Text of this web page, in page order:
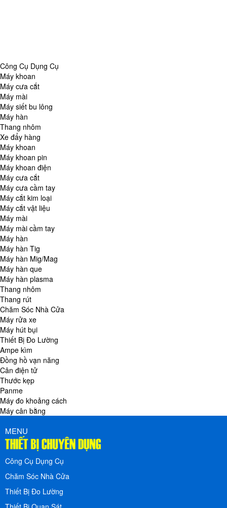
Công Cụ Dụng Cụ
Máy khoan
Máy cưa cắt
Máy mài
Máy siết bu lông
Máy hàn
Thang nhôm
Xe đẩy hàng
Máy khoan
Máy khoan pin
Máy khoan điện
Máy cưa cắt
Máy cưa cầm tay
Máy cắt kim loại
Máy cắt vật liệu
Máy mài
Máy mài cầm tay
Máy hàn
Máy hàn Tig
Máy hàn Mig/Mag
Máy hàn que
Máy hàn plasma
Thang nhôm
Thang rút
Chăm Sóc Nhà Cửa
Máy rửa xe
Máy hút bụi
Thiết Bị Đo Lường
Ampe kìm
Đồng hồ vạn năng
Cân điện tử
Thước kẹp
Panme
Máy đo khoảng cách
Máy cân bằng
MENU
Công Cụ Dụng Cụ
Chăm Sóc Nhà Cửa
Thiết Bị Đo Lường